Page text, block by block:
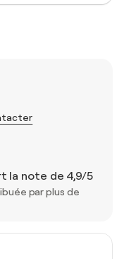
la note de 4,9/5
par plus de